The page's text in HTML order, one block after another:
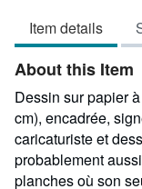
out
of
5
stars
Item details
About this Item
Dessin sur papier
cm), encadrée,
caricaturiste et
probablement
planches où son